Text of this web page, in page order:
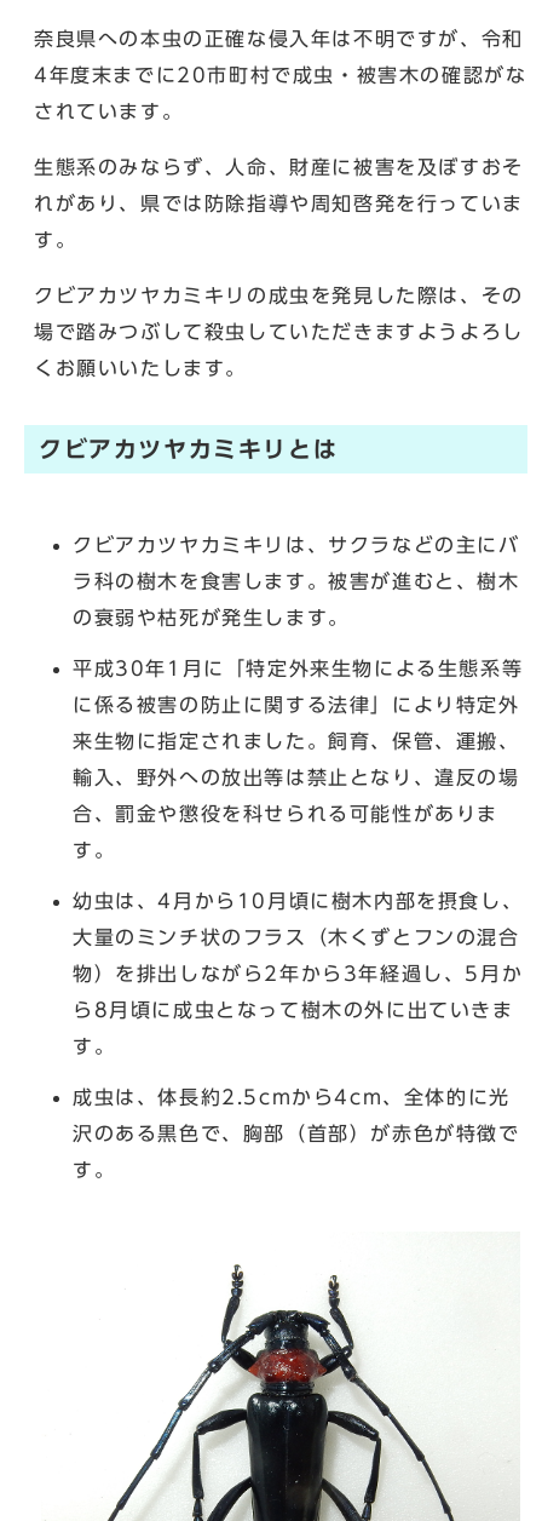
奈良県への本虫の正確な侵入年は不明ですが、令和
4年度末までに20市町村で成虫・被害木の確認がな
されています。
生態系のみならず、人命、財産に被害を及ぼすおそ
れがあり、県では防除指導や周知啓発を行っていま
す。
クビアカツヤカミキリの成虫を発見した際は、その
場で踏みつぶして殺虫していただきますようよろし
くお願いいたします。
クビアカツヤカミキリとは
クビアカツヤカミキリは、サクラなどの主にバ
ラ科の樹木を食害します。被害が進むと、樹木
の衰弱や枯死が発生します。
平成30年1月に「特定外来生物による生態系等
に係る被害の防止に関する法律」により特定外
来生物に指定されました。飼育、保管、運搬、
輸入、野外への放出等は禁止となり、違反の場
合、罰金や懲役を科せられる可能性がありま
す。
幼虫は、4月から10月頃に樹木内部を摂食し、
大量のミンチ状のフラス（木くずとフンの混合
物）を排出しながら2年から3年経過し、5月か
ら8月頃に成虫となって樹木の外に出ていきま
す。
成虫は、体長約2.5cmから4cm、全体的に光
沢のある黒色で、胸部（首部）が赤色が特徴で
す。